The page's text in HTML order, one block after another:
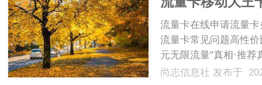
流量卡在线申请流量
流量卡常见问题高性
元无限流量"真相·推
营商权威解析了解19
尚志信息社 发布于